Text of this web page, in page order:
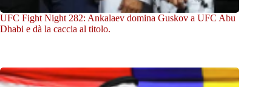
UFC Fight Night 282: Ankalaev domina Guskov a UFC Abu
Dhabi e dà la caccia al titolo.